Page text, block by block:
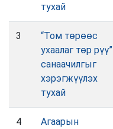
тухай
3
“Том төрөөс
ухаалаг төр рүү”
санаачилгыг
хэрэгжүүлэх
тухай
4
Агаарын